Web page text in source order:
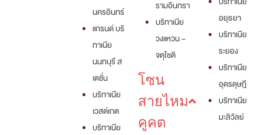
นครอินทร์
แกรนด์ บริ
ทาเนีย
นนทบุรี ส
เตชั่น
บริทาเนีย
เวสต์เกต
บริทาเนีย
รามอินทรา
บริทาเนีย
วงแหวน –
จตุโชติ
โซน
สายไหม
คูคต
อยุธยา
บริทาเนีย
ระยอง
บริทาเนีย
อุดรดุษฎี
บริทาเนีย
มะลิวัลย์